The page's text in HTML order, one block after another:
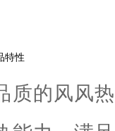
特性
质的风风